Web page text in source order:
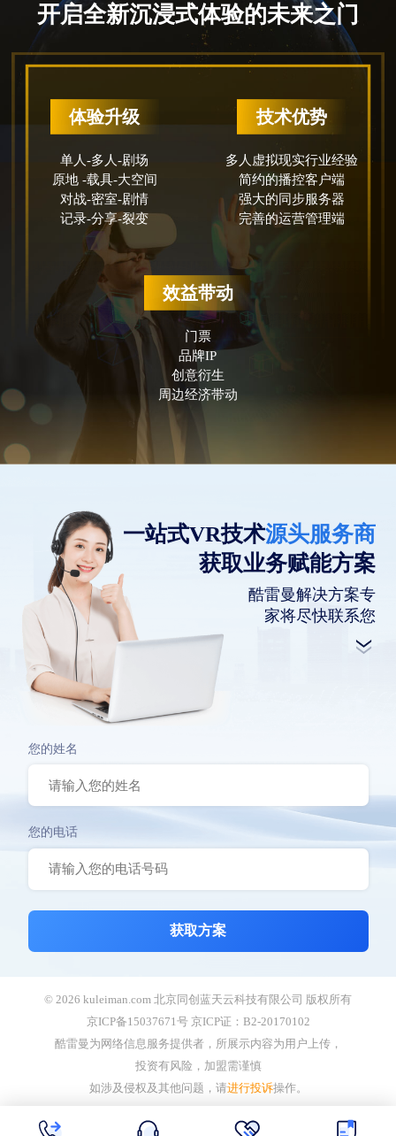
开启全新沉浸式体验的未来之门
体验升级
单人-多人-剧场
原地 -载具-大空间
对战-密室-剧情
记录-分享-裂变
技术优势
多人虚拟现实行业经验
简约的播控客户端
强大的同步服务器
完善的运营管理端
效益带动
门票
品牌IP
创意衍生
周边经济带动
一站式VR技术源头服务商
获取业务赋能方案
酷雷曼解决方案专
家将尽快联系您
您的姓名
您的电话
获取方案
© 2026 kuleiman.com 北京同创蓝天云科技有限公司 版权所有
京ICP备15037671号 京ICP证：B2-20170102
酷雷曼为网络信息服务提供者，所展示内容为用户上传，
投资有风险，加盟需谨慎
如涉及侵权及其他问题，请进行投诉操作。